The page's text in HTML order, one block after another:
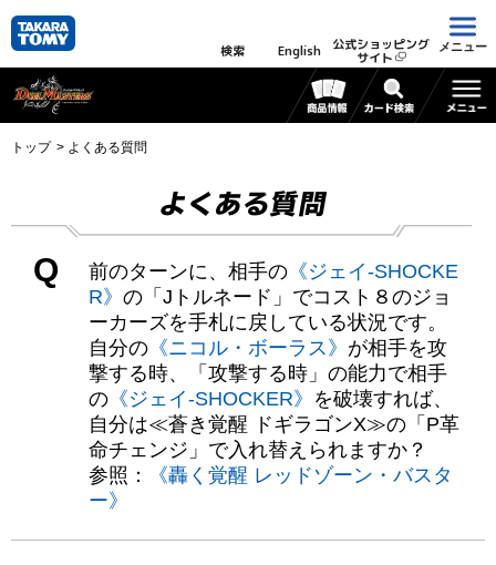
検索 English 公式ショッピング
サイト
メニュー
トップ よくある質問
よくある質問
Q 前のターンに、相手の 《ジェイ-SHOCKE
R》 の「Jトルネード」でコスト８のジョ
ーカーズを手札に戻している状況です。
自分の 《ニコル・ボーラス》 が相手を攻
撃する時、「攻撃する時」の能力で相手
の 《ジェイ-SHOCKER》 を破壊すれば、
自分は≪蒼き覚醒 ドギラゴンX≫の「P革
命チェンジ」で入れ替えられますか？
参照：
《轟く覚醒 レッドゾーン・バスタ
ー》